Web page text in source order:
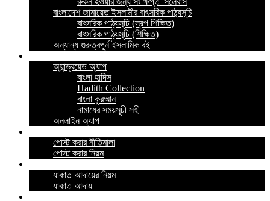
বাংলাদেশ জামায়েত ইসলামীর বাৎসরিক পাঠ্যসূচি
বাৎসরিক পাঠ্যসূচি (স্বল্প শিক্ষিত)
বাৎসরিক পাঠ্যসূচি (শিক্ষিত)
অন্যান্য গুরুত্বপূর্ন ইসলামিক বই
অ্যান্ড্রয়েড অ্যাপ
বাংলা হাদিস
Hadith Collection
বাংলা কুরআন
নামাযের সময়সূচী সহী
অনলাইন অ্যাপ
পোস্ট করার নীতিমালা
পোস্ট করার নিয়ম
যাকাত আদায়ের নিয়ম
যাকাত আদায়